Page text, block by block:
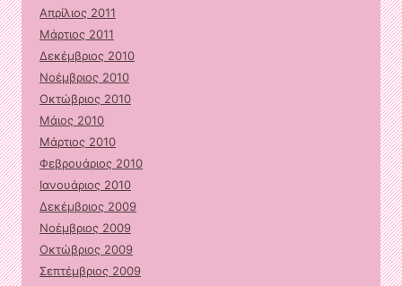
Απρίλιος 2011
Μάρτιος 2011
Δεκέμβριος 2010
Νοέμβριος 2010
Οκτώβριος 2010
Μάιος 2010
Μάρτιος 2010
Φεβρουάριος 2010
Ιανουάριος 2010
Δεκέμβριος 2009
Νοέμβριος 2009
Οκτώβριος 2009
Σεπτέμβριος 2009